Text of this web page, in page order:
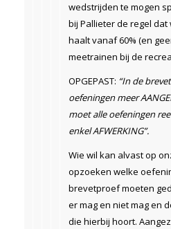
wedstrijden te mogen
bij Pallieter de regel dat
haalt vanaf 60% (en
meetrainen bij de
OPGEPAST: “In de
oefeningen meer
moet alle oefeningen
enkel AFWERKING”.
Wie wil kan alvast op
opzoeken welke
brevetproef moeten
er mag en niet mag en
die hierbij hoort.